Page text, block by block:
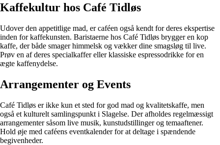
Kaffekultur hos Café Tidløs
Udover den appetitlige mad, er caféen også kendt for deres ekspertise
inden for kaffekunsten. Baristaerne hos Café Tidløs brygger en kop
kaffe, der både smager himmelsk og vækker dine smagsløg til live.
Prøv en af deres specialkaffer eller klassiske espressodrikke for en
ægte kaffenydelse.
Arrangementer og Events
Café Tidløs er ikke kun et sted for god mad og kvalitetskaffe, men
også et kulturelt samlingspunkt i Slagelse. Der afholdes regelmæssigt
arrangementer såsom live musik, kunstudstillinger og temaaftener.
Hold øje med caféens eventkalender for at deltage i spændende
begivenheder.